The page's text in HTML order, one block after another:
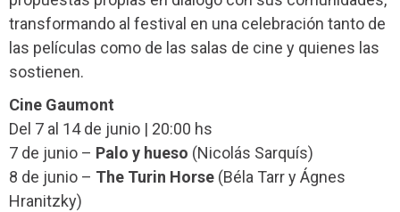
transformando al festival en una celebración tanto de
las películas como de las salas de cine y quienes las
sostienen.
Cine Gaumont
Del 7 al 14 de junio | 20:00 hs
7 de junio – Palo y hueso (Nicolás Sarquís)
8 de junio – The Turin Horse (Béla Tarr y Ágnes
Hranitzky)